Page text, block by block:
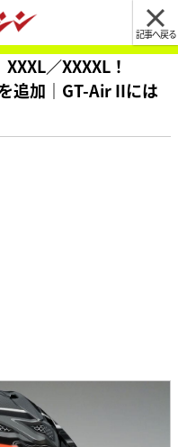
記事へ戻る
／XXXXL！
追加｜GT-Air IIには